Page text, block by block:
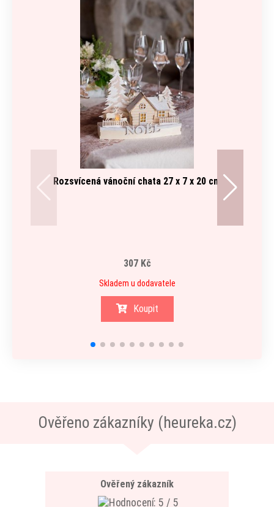
Rozsvícená vánoční chata 27 x 7 x 20 cm
307 Kč
Skladem u dodavatele
Koupit
Ověřeno zákazníky (heureka.cz)
Ověřený zákazník